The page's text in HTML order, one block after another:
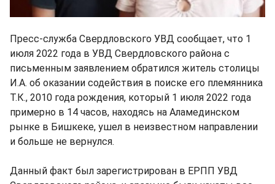
Пресс-служба Свердловского УВД сообщает, что 1
июля 2022 года в УВД Свердловского района с
письменным заявлением обратился житель столицы
И.А. об оказании содействия в поиске его племянника
Т.К., 2010 года рождения, который 1 июля 2022 года
примерно в 14 часов, находясь на Аламединском
рынке в Бишкеке, ушел в неизвестном направлении
и больше не вернулся.
Данный факт был зарегистрирован в ЕРПП УВД